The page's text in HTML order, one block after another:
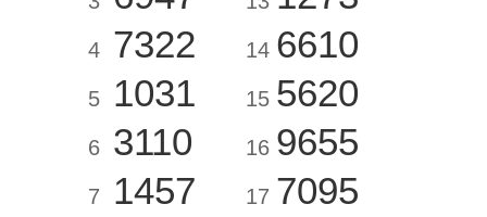
4 7322
5 1031
6 3110
7 1457
14 6610
15 5620
16 9655
17 7095